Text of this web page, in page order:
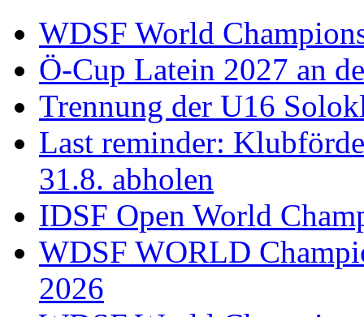
WDSF World
Ö-Cup Latein 2027 an
Trennung der U16
Last reminder:
31.8. abholen
IDSF Open World
WDSF WORLD
2026